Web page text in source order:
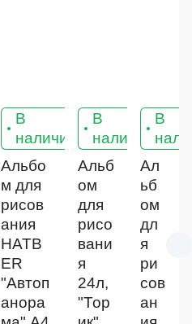
В
наличии
Альбо
м для
рисов
ания
HATB
ER
"Автоп
анора
В
наличии
Альб
ом
для
рисо
вани
я
24л,
"Тор
В
Ал
ьб
ом
дл
я
ри
сов
ан